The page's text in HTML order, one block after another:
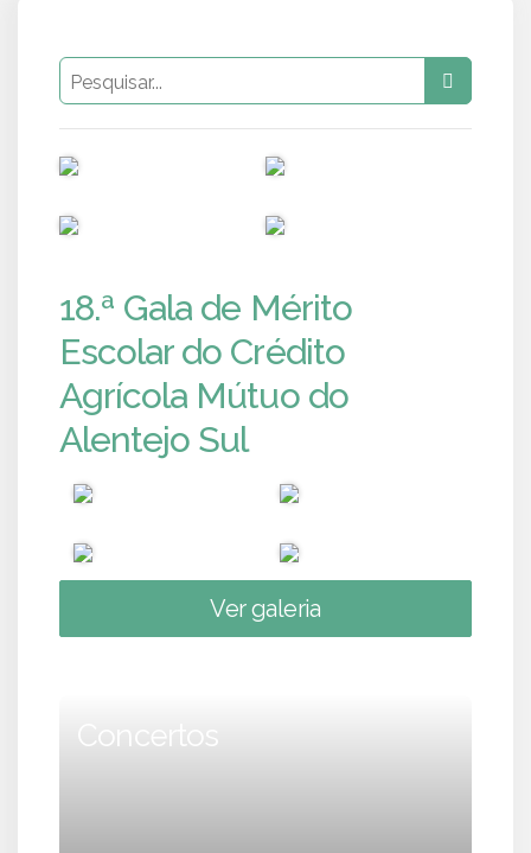
18.ª Gala de Mérito
Escolar do Crédito
Agrícola Mútuo do
Alentejo Sul
Ver galeria
Concertos